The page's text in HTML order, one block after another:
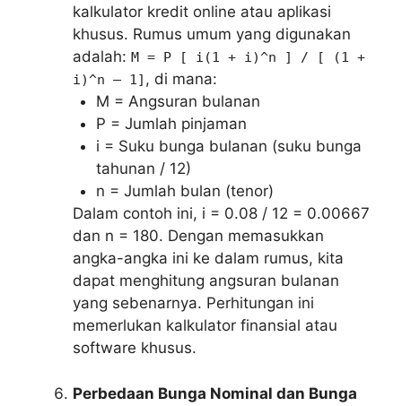
kalkulator kredit online atau aplikasi
khusus. Rumus umum yang digunakan
adalah: M = P [ i(1 + i)^n ] / [ (1 +
i)^n – 1] , di mana:
M = Angsuran bulanan
P = Jumlah pinjaman
i = Suku bunga bulanan (suku bunga
tahunan / 12)
n = Jumlah bulan (tenor)
Dalam contoh ini, i = 0.08 / 12 = 0.00667
dan n = 180. Dengan memasukkan
angka-angka ini ke dalam rumus, kita
dapat menghitung angsuran bulanan
yang sebenarnya. Perhitungan ini
memerlukan kalkulator finansial atau
software khusus.
Perbedaan Bunga Nominal dan Bunga